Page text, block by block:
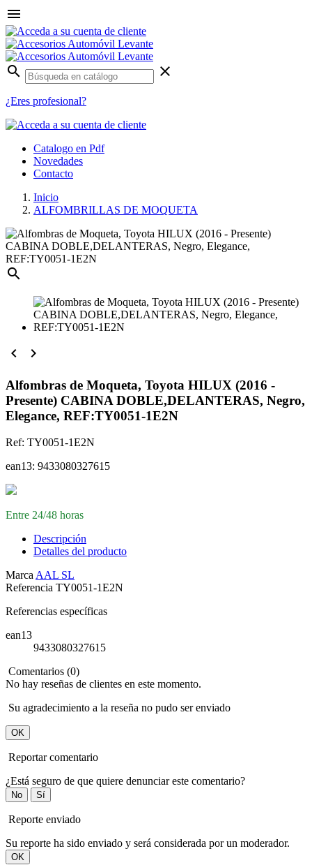

search clear
¿Eres profesional?
Catalogo en Pdf
Novedades
Contacto
Inicio
ALFOMBRILLAS DE MOQUETA
search
 
Alfombras de Moqueta, Toyota HILUX (2016 -
Presente) CABINA DOBLE,DELANTERAS, Negro,
Elegance, REF:TY0051-1E2N
Ref: TY0051-1E2N
ean13: 9433080327615
Entre 24/48 horas
Descripción
Detalles del producto
MarcaAAL SL
Referencia TY0051-1E2N
Referencias específicas
ean13
9433080327615
Comentarios (0)
No hay reseñas de clientes en este momento.
Su agradecimiento a la reseña no pudo ser enviado
OK
Reportar comentario
¿Está seguro de que quiere denunciar este comentario?
No Sí
Reporte enviado
Su reporte ha sido enviado y será considerada por un moderador.
OK